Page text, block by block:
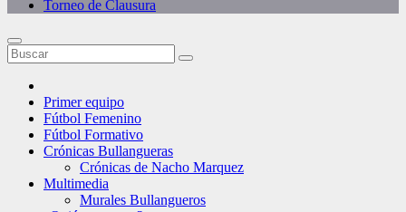
Torneo de Clausura
Primer equipo
Fútbol Femenino
Fútbol Formativo
Crónicas Bullangueras
Crónicas de Nacho Marquez
Multimedia
Murales Bullangueros